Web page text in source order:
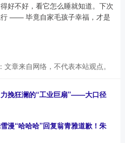
好不好，看它怎么睡就知道。下次
—— 毕竟自家毛孩子幸福，才是
文章来自网络，不代表本站观点。
挽狂澜的“工业巨扇”——大口径
漫“哈哈哈”回复翁青雅道歉！朱